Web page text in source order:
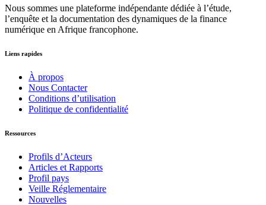
Nous sommes une plateforme indépendante dédiée à l’étude,
l’enquête et la documentation des dynamiques de la finance
numérique en Afrique francophone.
Liens rapides
À propos
Nous Contacter
Conditions d’utilisation
Politique de confidentialité
Ressources
Profils d’Acteurs
Articles et Rapports
Profil pays
Veille Réglementaire
Nouvelles